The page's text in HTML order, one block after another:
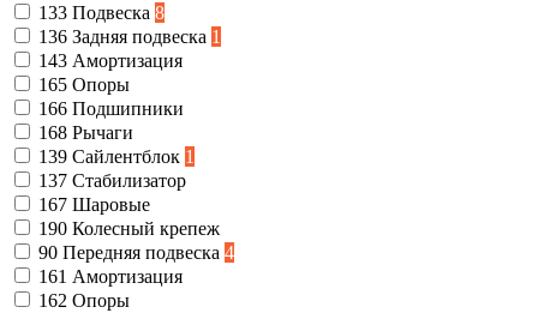
133 Подвеска 8
136 Задняя подвеска 1
143 Амортизация
165 Опоры
166 Подшипники
168 Рычаги
139 Сайлентблок 1
137 Стабилизатор
167 Шаровые
190 Колесный крепеж
90 Передняя подвеска 4
161 Амортизация
162 Опоры